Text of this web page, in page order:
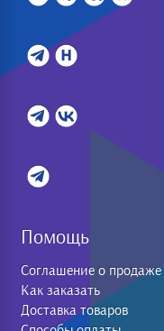
Помощь
Соглашение о продаже
Как заказать
Доставка товаров